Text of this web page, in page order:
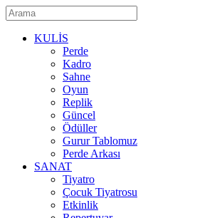
KULİS
Perde
Kadro
Sahne
Oyun
Replik
Güncel
Ödüller
Gurur Tablomuz
Perde Arkası
SANAT
Tiyatro
Çocuk Tiyatrosu
Etkinlik